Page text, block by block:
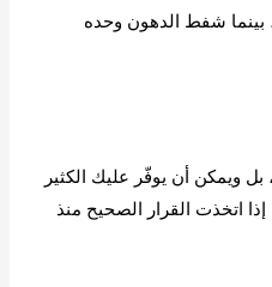
بينما شفط الدهون وحده
ويمكن أن يوفّر عليك الكثير
اتخذت القرار الصحيح منذ